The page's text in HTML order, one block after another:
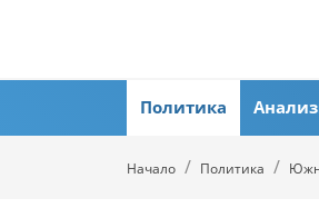
Политика
Начало Политика